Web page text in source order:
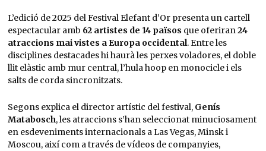
L’edició de 2025 del Festival Elefant d’Or presenta un cartell
espectacular amb 62 artistes de 14 països que oferiran24
atraccions mai vistes a Europa occidental. Entre les
disciplines destacades hi haurà les perxes voladores, el doble
llit elàstic amb mur central, l’hula hoop en monocicle i els
salts de corda sincronitzats.
Segons explica el director artístic del festival, Genís
Matabosch, les atraccions s’han seleccionat minuciosament
en esdeveniments internacionals a Las Vegas, Minsk i
Moscou, així com a través de vídeos de companyies,